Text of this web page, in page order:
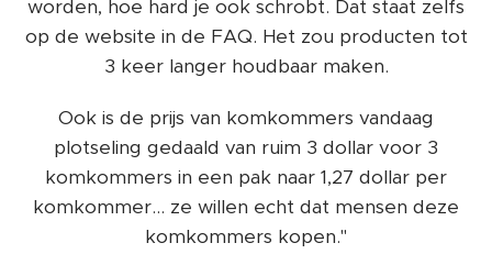
worden, hoe hard je ook schrobt. Dat staat zelfs
op de website in de FAQ. Het zou producten tot
3 keer langer houdbaar maken.
Ook is de prijs van komkommers vandaag
plotseling gedaald van ruim 3 dollar voor 3
komkommers in een pak naar 1,27 dollar per
komkommer... ze willen echt dat mensen deze
komkommers kopen."